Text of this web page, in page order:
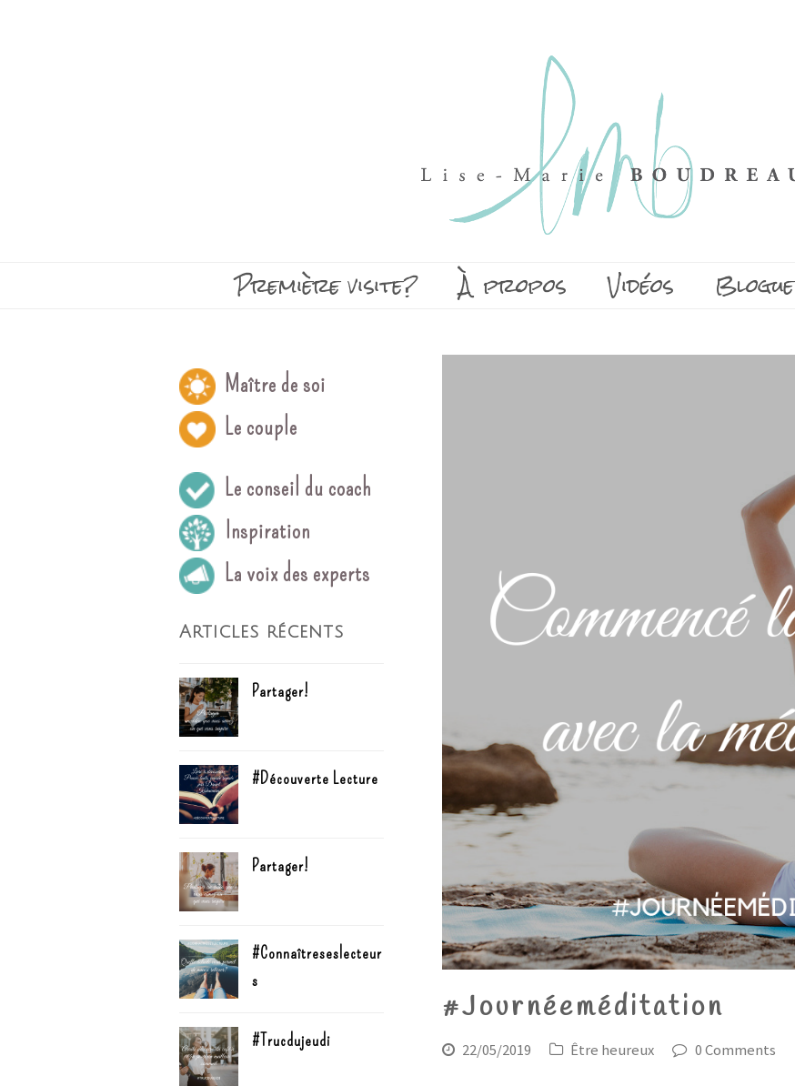
Première visite? À propos Vidéos Blogue
#Journéeméditation
22/05/2019 Être heureux 0 Comments
Maître de soi
Le couple
Le conseil du coach
Inspiration
La voix des experts
Articles récents
Partager!
#Découverte Lecture
Partager!
#Connaîtreseslecteur
s
#Trucdujeudi